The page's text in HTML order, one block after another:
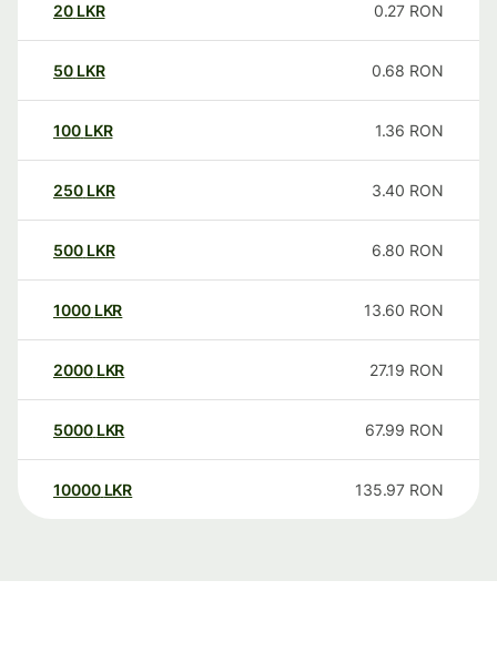
20 LKR 0.27 RON
50 LKR 0.68 RON
100 LKR 1.36 RON
250 LKR 3.40 RON
500 LKR 6.80 RON
1000 LKR 13.60 RON
2000 LKR 27.19 RON
5000 LKR 67.99 RON
10000 LKR 135.97 RON